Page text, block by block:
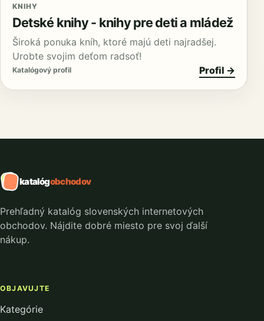
KNIHY
Detské knihy - knihy pre deti a mládež
Široká ponuka kníh, ktoré majú deti najradšej.
Urobte svojim deťom radsoť!
Katalógový profil Profil →
katalógobchodov
Prehľadný katalóg slovenských internetových
obchodov. Nájdite dobré miesto pre svoj ďalší
nákup.
OBJAVUJTE
Kategórie